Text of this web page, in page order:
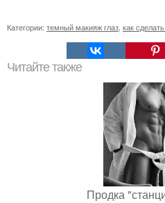
Категории: темный макияж глаз как
Читайте также
Продка